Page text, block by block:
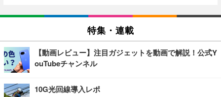
特集・連載
【動画レビュー】注目ガジェットを動画で解説！公式Y
ouTubeチャンネル
10G光回線導入レポ